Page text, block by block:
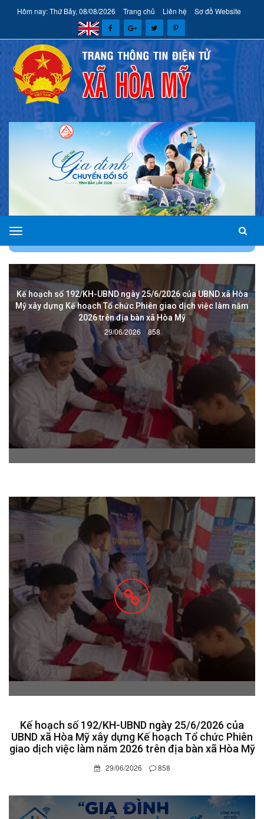
Hôm nay: Thứ Bảy, 08/08/2026 Trang chủ Liên hệ Sơ đồ Website
xã
Hòa
Mỹ
Kế hoạch số 192/KH-UBND ngày 25/6/2026 của UBND xã Hòa
Mỹ xây dựng Kế hoạch Tổ chức Phiên giao dịch việc làm năm
2026 trên địa bàn xã Hòa Mỹ
29/06/2026 858
Kế hoạch số 192/KH-UBND ngày 25/6/2026 của
UBND xã Hòa Mỹ xây dựng Kế hoạch Tổ chức Phiên
giao dịch việc làm năm 2026 trên địa bàn xã Hòa Mỹ
29/06/2026 858